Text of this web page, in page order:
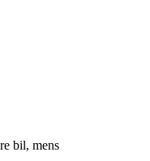
bil, mens